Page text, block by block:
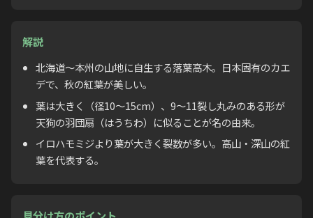
解説
北海道〜本州の山地に自生する落葉高木。日本固有のカエ
デで、秋の紅葉が美しい。
葉は大きく（径10〜15cm）、9〜11裂し丸みのある形が
天狗の羽団扇（はうちわ）に似ることが名の由来。
イロハモミジより葉が大きく裂数が多い。高山・深山の紅
葉を代表する。